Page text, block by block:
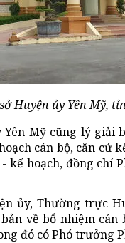
Huyện ủy Yên Mỹ,
Mỹ cũng lý giải
cán bộ, căn
kế hoạch, đồng chí
ủy, Thường trực
về bổ nhiệm
đó có Phó trưởng